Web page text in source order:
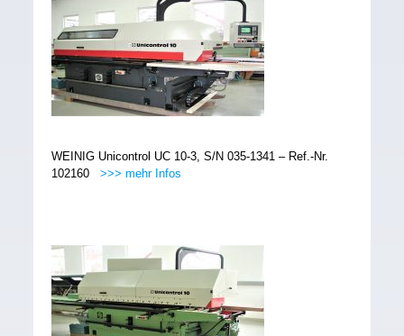
WEINIG Unicontrol UC 10-3, S/N 035-1341 – Ref.-Nr.
102160 >>> mehr Infos